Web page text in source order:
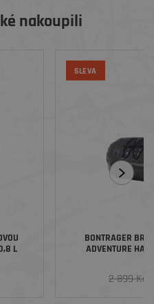
nakoupili
L
SLEVA
BONTRAGER
ADVENTURE
2 899 Kč